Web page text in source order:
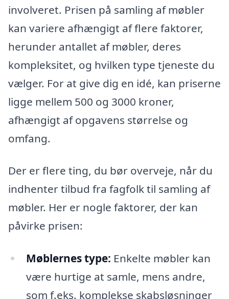
involveret. Prisen på samling af møbler
kan variere afhængigt af flere faktorer,
herunder antallet af møbler, deres
kompleksitet, og hvilken type tjeneste du
vælger. For at give dig en idé, kan priserne
ligge mellem 500 og 3000 kroner,
afhængigt af opgavens størrelse og
omfang.
Der er flere ting, du bør overveje, når du
indhenter tilbud fra fagfolk til samling af
møbler. Her er nogle faktorer, der kan
påvirke prisen:
Møblernes type: Enkelte møbler kan
være hurtige at samle, mens andre,
som f.eks. komplekse skabsløsninger